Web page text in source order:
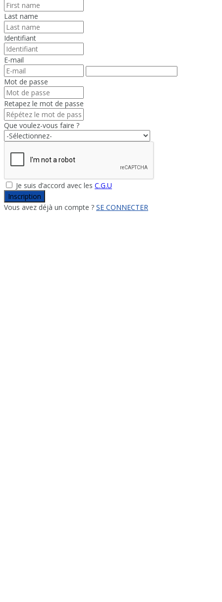
Last name
Identifiant
E-mail
Mot de passe
Retapez le mot de passe
Que voulez-vous faire ?
Je suis d’accord avec les C.G.U
Inscription
Vous avez déjà un compte ? SE CONNECTER